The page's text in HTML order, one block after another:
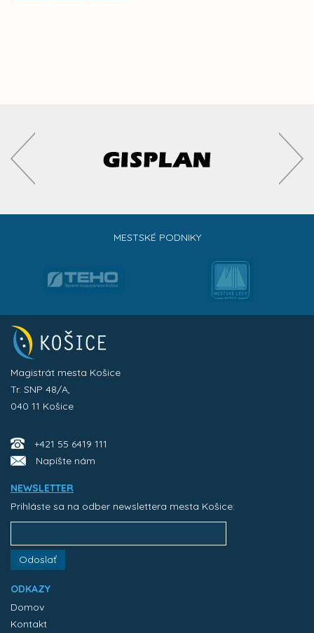
MESTSKÉ PODNIKY
Magistrát mesta Košice
Tr. SNP 48/A,
040 11 Košice
+421 55 6419 111
Napíšte nám
NEWSLETTER
Prihláste sa na odber newslettera mesta Košice:
Odoslať
ODKAZY
Domov
Kontakt